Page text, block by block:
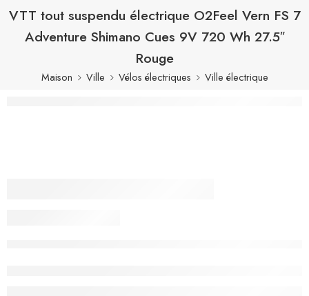
VTT tout suspendu électrique​ O2Feel Vern FS 7
Adventure Shimano Cues 9V 720 Wh 27.5″
Rouge
Maison Ville Vélos électriques Ville électrique